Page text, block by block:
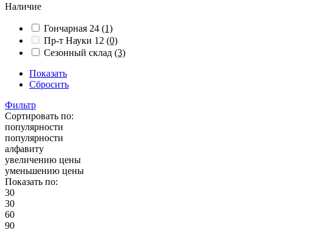
Наличие
Гончарная 24 (1)
Пр-т Науки 12 (0)
Сезонный склад (3)
Показать
Сбросить
Фильтр
Сортировать по:
популярности
популярности
алфавиту
увеличению цены
уменьшению цены
Показать по:
30
30
60
90